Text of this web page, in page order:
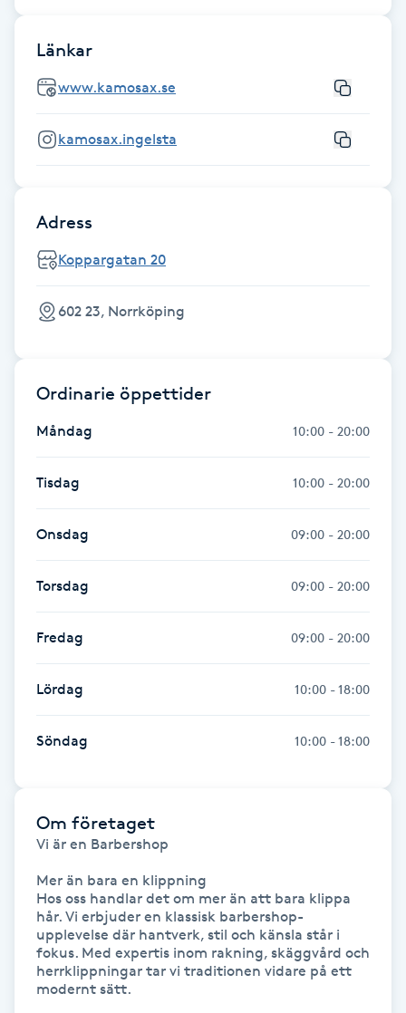
Medicinsk massage
Meditation
Medium
Megavolymfransar
Melasma
Mesoterapi
MicroPen
Microshading
Nagelförlängning
Nagelförlängning akryl
Nagelförlängning gelé
Nagelförlängning glasfiber
Nagelförlängning silke
Nagelförstärkning
Nagelklippning
Nagelsvamp
Nageltrång
Nagelvård
Naglar borttagning
Länkar
www.kamosax.se
kamosax.ingelsta
Adress
Koppargatan 20
602 23, Norrköping
Ordinarie öppettider
Måndag 10:00 - 20:00
Tisdag 10:00 - 20:00
Onsdag 09:00 - 20:00
Torsdag 09:00 - 20:00
Fredag 09:00 - 20:00
Lördag 10:00 - 18:00
Söndag 10:00 - 18:00
Om företaget
Vi är en Barbershop
Mer än bara en klippning
Hos oss handlar det om mer än att bara klippa
hår. Vi erbjuder en klassisk barbershop-
upplevelse där hantverk, stil och känsla står i
fokus. Med expertis inom rakning, skäggvård och
herrklippningar tar vi traditionen vidare på ett
modernt sätt.